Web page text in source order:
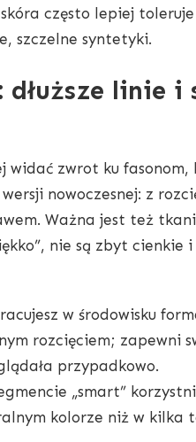
często lepiej
szczelne syntetyki.
linie i
widać zwrot ku
nowoczesnej: z
Ważna jest też
nie są zbyt cienkie
w środowisku
rozcięciem; zapewni
przypadkowo.
„smart”
kolorze niż w kilka